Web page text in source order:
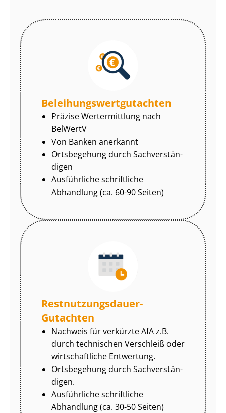
Be­lei­hungs­wert­gut­ach­ten
Präzise Wertermittlung nach
BelWertV
Von Banken anerkannt
Ortsbegehung durch Sach­ver­stän­
di­gen
Ausführliche schriftliche
Abhandlung (ca. 60-90 Seiten)
Rest­nut­zungs­dau­er-
Gutachten
Nachweis für verkürzte AfA z.B.
durch technischen Verschleiß oder
wirtschaftliche Entwertung.
Ortsbegehung durch Sach­ver­stän­
di­gen.
Ausführliche schriftliche
Abhandlung (ca. 30-50 Seiten)